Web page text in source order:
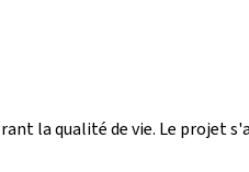
la qualité de vie. Le projet